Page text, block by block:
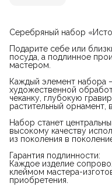
Серебряный набор
Подарите себе или
посуда, а подлинное
мастером.
Каждый элемент набора
художественной
чеканку, глубокую
растительный
Набор станет
высокому качеству
из поколения в
Гарантия подлинности:
Каждое изделие
клеймом мастера-
приобретения.